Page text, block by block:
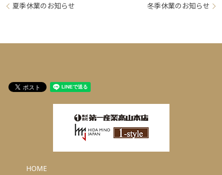
夏季休業のお知らせ 冬季休業のお知らせ
HOME